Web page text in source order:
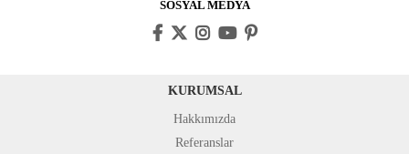
SOSYAL MEDYA
KURUMSAL
Hakkımızda
Referanslar